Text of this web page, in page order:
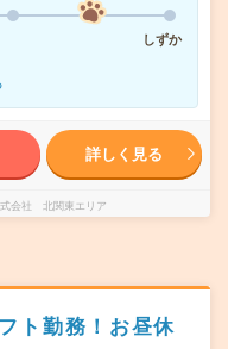
しずか
詳しく見る
会社 北関東エリア
ト勤務！お昼休